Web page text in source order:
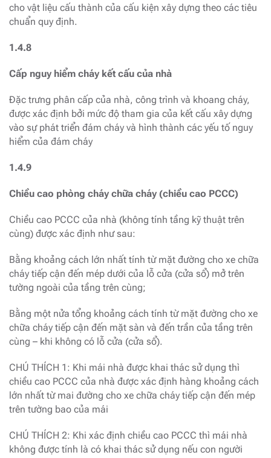
cho vật liệu cấu thành của cấu kiện xây dựng theo các tiêu
chuẩn quy định.
1.4.8
Cấp nguy hiểm cháy kết cấu của nhà
Đặc trưng phân cấp của nhà, công trình và khoang cháy,
được xác định bởi mức độ tham gia của kết cấu xây dựng
vào sự phát triển đám cháy và hình thành các yếu tố nguy
hiểm của đám cháy
1.4.9
Chiều cao phòng cháy chữa cháy (chiều cao PCCC)
Chiều cao PCCC của nhà (không tính tầng kỹ thuật trên
cùng) được xác định như sau:
Bằng khoảng cách lớn nhất tính từ mặt đường cho xe chữa
cháy tiếp cận đến mép dưới của lỗ cửa (cửa sổ) mở trên
tường ngoài của tầng trên cùng;
Bằng một nửa tổng khoảng cách tính từ mặt đường cho xe
chữa cháy tiếp cận đến mặt sàn và đến trần của tầng trên
cùng – khi không có lỗ cửa (cửa sổ).
CHÚ THÍCH 1: Khi mái nhà được khai thác sử dụng thì
chiều cao PCCC của nhà được xác định hàng khoảng cách
lớn nhất từ mai đường cho xe chữa cháy tiếp cận đến mép
trên tường bao của mái
CHÚ THÍCH 2: Khi xác định chiều cao PCCC thì mái nhà
không được tính là có khai thác sử dụng nếu con người